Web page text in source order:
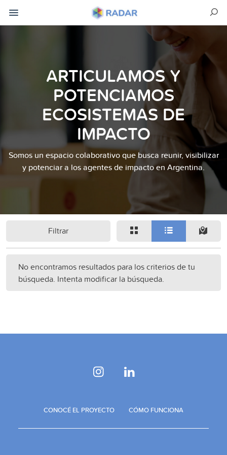
ARTICULAMOS Y
POTENCIAMOS
ECOSISTEMAS DE
IMPACTO
Somos un espacio colaborativo que busca reunir, visibilizar
y potenciar a los agentes de impacto en Argentina.
Filtrar
No encontramos resultados para los criterios de tu
búsqueda. Intenta modificar la búsqueda.
CONOCÉ EL PROYECTO CÓMO FUNCIONA